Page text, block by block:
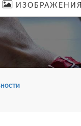
ИЗОБРАЖЕНИЯ